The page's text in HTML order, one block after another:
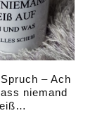
– Ach
niemand